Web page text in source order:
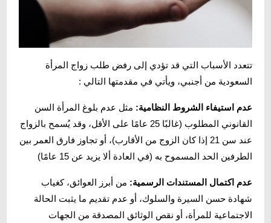
تتعدد الأسباب التي قد تؤدي إلى رفض طلب زواج المرأة
السعودية من أجنبي، ويأتي في مقدمتها التالي :
عدم استيفاء الشروط النظامية: مثل عدم بلوغ المرأة السن
القانوني المطلوب (غالبًا 25 عامًا على الأقل، وقد يُسمح بالزواج
عند سن 21 إذا كان الزوج من الأقارب)، أو تجاوز فارق العمر بين
الطرفين الحد المسموح به (في العادة ألا يزيد عن 15 عامًا)
عدم اكتمال المستندات الرسمية: من أبرز العوائق، كغياب
شهادة حسن السيرة والسلوك، أو عدم تقديم ما يثبت الحالة
الاجتماعية للمرأة، أو نقص الوثائق المصدقة من الجهات